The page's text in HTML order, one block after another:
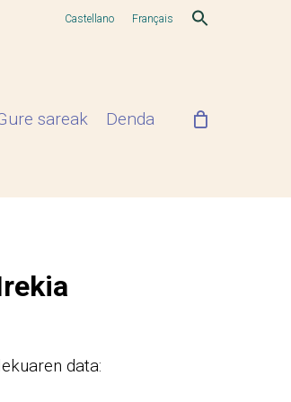
Castellano Français
sareak Denda
data: